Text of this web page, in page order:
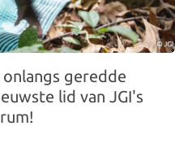
onlangs geredde
lid van JGI's